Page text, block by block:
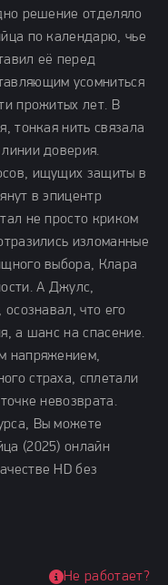
решение отделяло
по календарю, чье
её перед
усомниться
прожитых лет. В
тонкая нить связала
доверия.
ищущих защиты в
в эпицентр
не просто криком
изломанные
выбора, Клара
А Джулс,
что его
а шанс на спасение.
напряжением,
страха, сплетали
невозврата.
Вы можете
(2025) онлайн
HD без
Не работает?